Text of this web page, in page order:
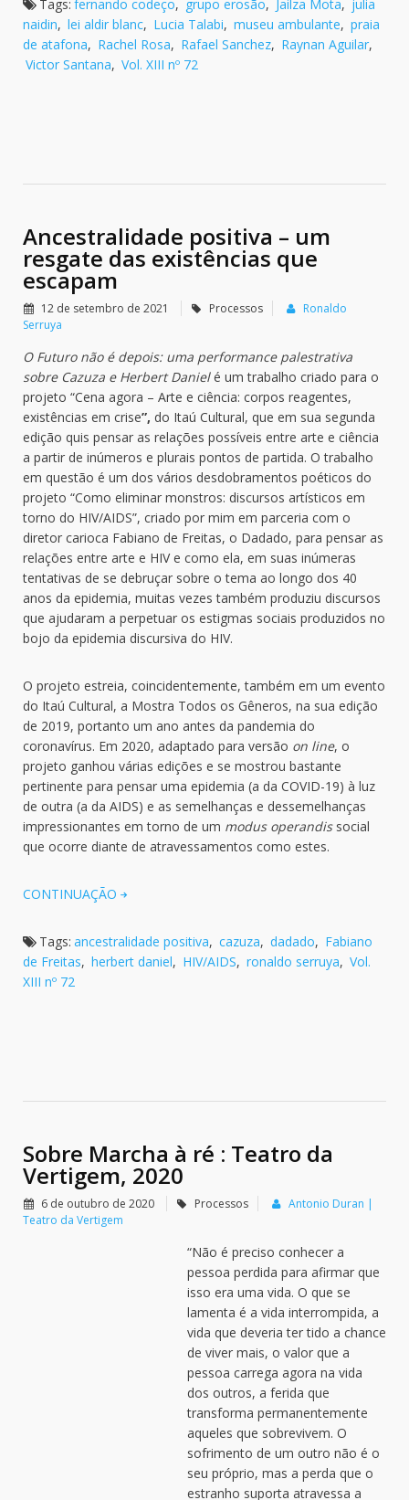
Tags: fernando codeço, grupo erosão, Jailza Mota, julia
naidin, lei aldir blanc, Lucia Talabi, museu ambulante, praia
de atafona, Rachel Rosa, Rafael Sanchez, Raynan Aguilar,
Victor Santana, Vol. XIII nº 72
Ancestralidade positiva – um
resgate das existências que
escapam
12 de setembro de 2021 Processos
Ronaldo
Serruya
O Futuro não é depois: uma performance palestrativa
sobre Cazuza e Herbert Danielé um trabalho criado para o
projeto “Cena agora – Arte e ciência: corpos reagentes,
existências em crise”, do Itaú Cultural, que em sua segunda
edição quis pensar as relações possíveis entre arte e ciência
a partir de inúmeros e plurais pontos de partida. O trabalho
em questão é um dos vários desdobramentos poéticos do
projeto “Como eliminar monstros: discursos artísticos em
torno do HIV/AIDS”, criado por mim em parceria com o
diretor carioca Fabiano de Freitas, o Dadado, para pensar as
relações entre arte e HIV e como ela, em suas inúmeras
tentativas de se debruçar sobre o tema ao longo dos 40
anos da epidemia, muitas vezes também produziu discursos
que ajudaram a perpetuar os estigmas sociais produzidos no
bojo da epidemia discursiva do HIV.
O projeto estreia, coincidentemente, também em um evento
do Itaú Cultural, a Mostra Todos os Gêneros, na sua edição
de 2019, portanto um ano antes da pandemia do
coronavírus. Em 2020, adaptado para versão on line, o
projeto ganhou várias edições e se mostrou bastante
pertinente para pensar uma epidemia (a da COVID-19) à luz
de outra (a da AIDS) e as semelhanças e dessemelhanças
impressionantes em torno de um modus operandissocial
que ocorre diante de atravessamentos como estes.
CONTINUAÇÃO
Tags: ancestralidade positiva, cazuza, dadado, Fabiano
de Freitas, herbert daniel, HIV/AIDS, ronaldo serruya, Vol.
XIII nº 72
Sobre Marcha à ré : Teatro da
Vertigem, 2020
6 de outubro de 2020 Processos
Antonio Duran |
Teatro da Vertigem
“Não é preciso conhecer a
pessoa perdida para afirmar que
isso era uma vida. O que se
lamenta é a vida interrompida, a
vida que deveria ter tido a chance
de viver mais, o valor que a
pessoa carrega agora na vida
dos outros, a ferida que
transforma permanentemente
aqueles que sobrevivem. O
sofrimento de um outro não é o
seu próprio, mas a perda que o
estranho suporta atravessa a